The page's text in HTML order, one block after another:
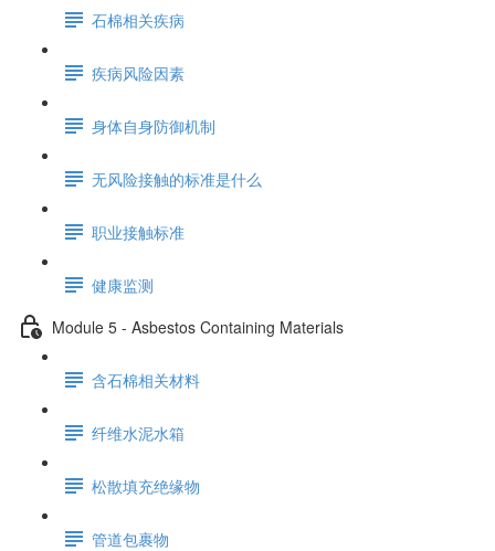
石棉相关疾病
疾病风险因素
身体自身防御机制
无风险接触的标准是什么
职业接触标准
健康监测
Module 5 - Asbestos Containing Materials
含石棉相关材料
纤维水泥水箱
松散填充绝缘物
管道包裹物